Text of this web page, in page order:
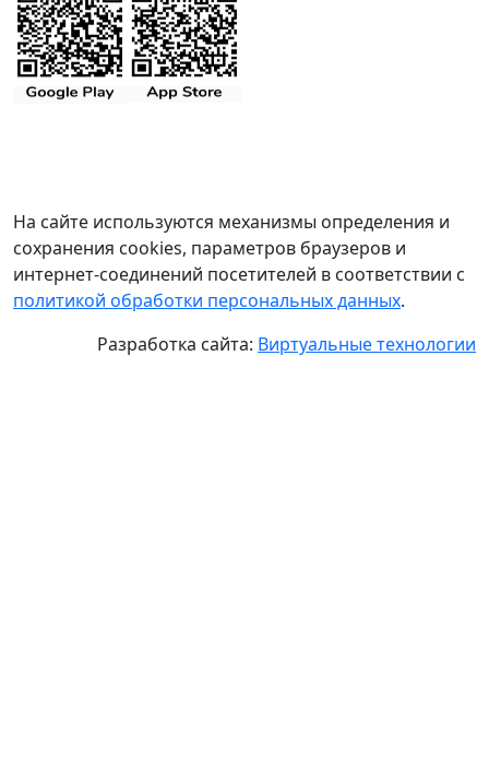
На сайте используются механизмы определения и
сохранения cookies, параметров браузеров и
интернет-соединений посетителей в соответствии с
политикой обработки персональных данных.
Разработка сайта: Виртуальные технологии